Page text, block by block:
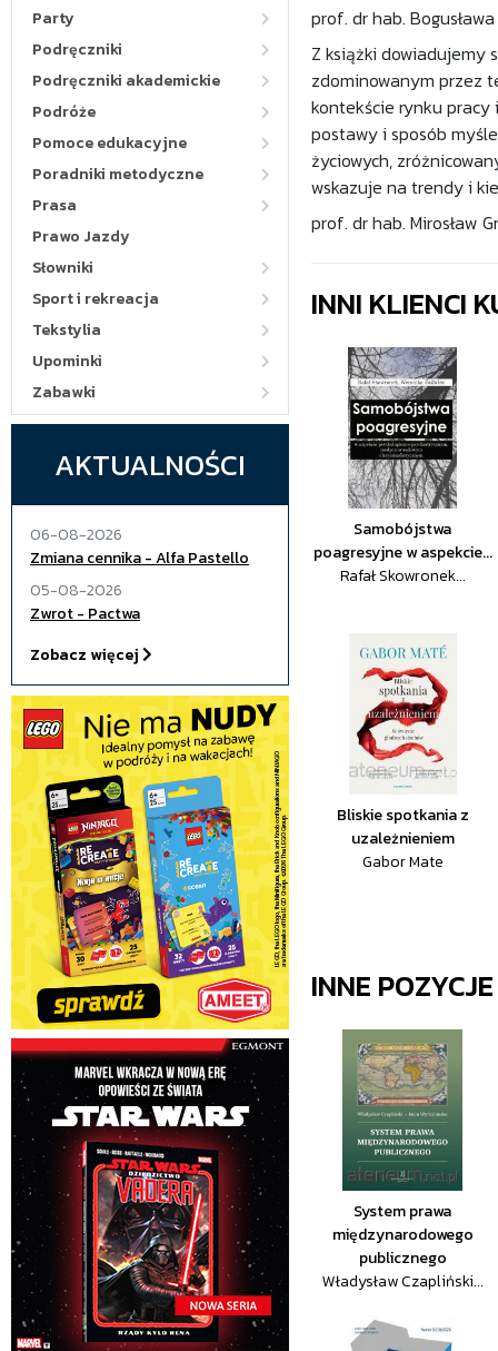
Party
Podręczniki
Podręczniki akademickie
Podróże
Pomoce edukacyjne
Poradniki metodyczne
Prasa
Prawo Jazdy
Słowniki
Sport i rekreacja
Tekstylia
Upominki
Zabawki
AKTUALNOŚCI
06-08-2026
Zmiana cennika - Alfa Pastello
05-08-2026
Zwrot - Pactwa
Zobacz więcej
prof. dr hab.
Z książki dowiadujemy
zdominowanym przez
kontekście rynku pracy
postawy i sposób
życiowych,
wskazuje na trendy i
prof. dr hab. Mirosław
INNI KLIENCI
Samobójstwa
poagresyjne w aspekcie...
Rafał Skowronek...
Bliskie spotkania z
uzależnieniem
Gabor Mate
INNE
System prawa
międzynarodowego
publicznego
Władysław Czapliński...